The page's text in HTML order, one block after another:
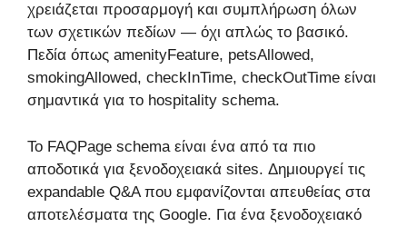
χρειάζεται προσαρμογή και συμπλήρωση όλων
των σχετικών πεδίων — όχι απλώς το βασικό.
Πεδία όπως amenityFeature, petsAllowed,
smokingAllowed, checkInTime, checkOutTime είναι
σημαντικά για το hospitality schema.
Το FAQPage schema είναι ένα από τα πιο
αποδοτικά για ξενοδοχειακά sites. Δημιουργεί τις
expandable Q&A που εμφανίζονται απευθείας στα
αποτελέσματα της Google. Για ένα ξενοδοχειακό